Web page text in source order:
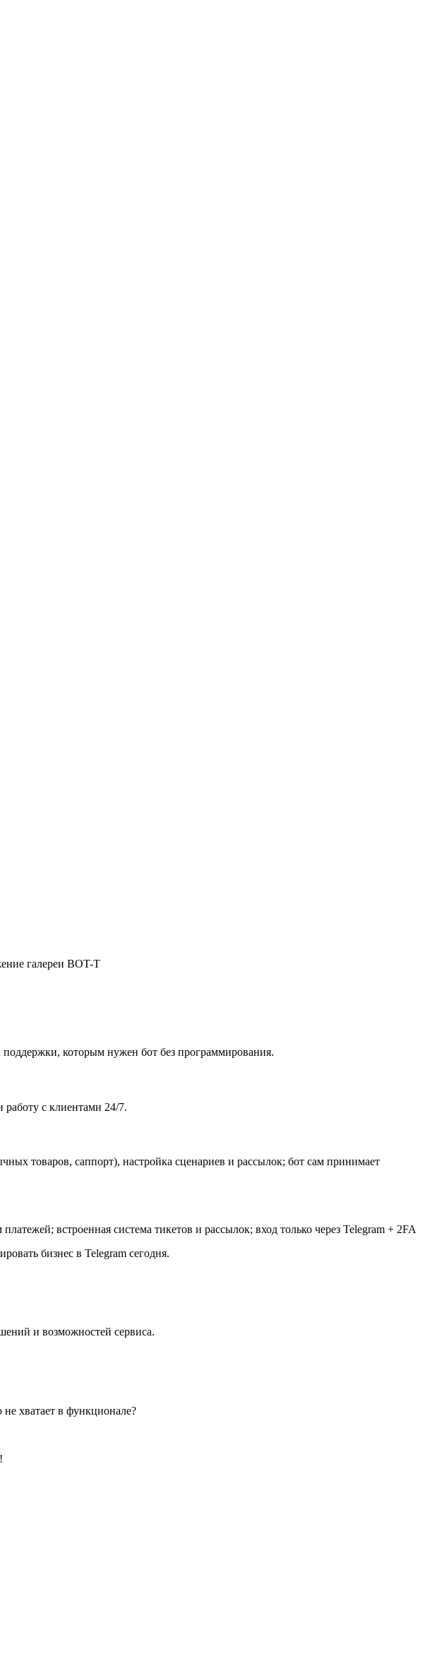
которым нужен бот без программирования.
работу с клиентами 24/7.
товаров, саппорт), настройка сценариев и рассылок; бот сам принимает
встроенная система тикетов и рассылок; вход только через Telegram + 2FA
бизнес в Telegram сегодня.
и возможностей сервиса.
хватает в функционале?